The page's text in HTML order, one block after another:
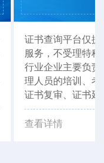
证书查询平台仅
服务，不受理特
行业企业主要负
理人员的培训、
证书复审、证书
以联系当地有资
如：湖北省思特
查看详情